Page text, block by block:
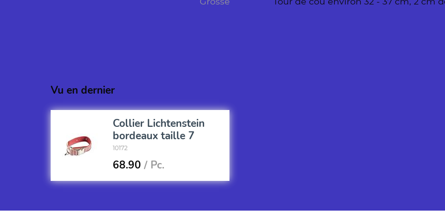
Vu en dernier
Collier Lichtenstein
bordeaux taille 7
10172
68.90 / Pc.